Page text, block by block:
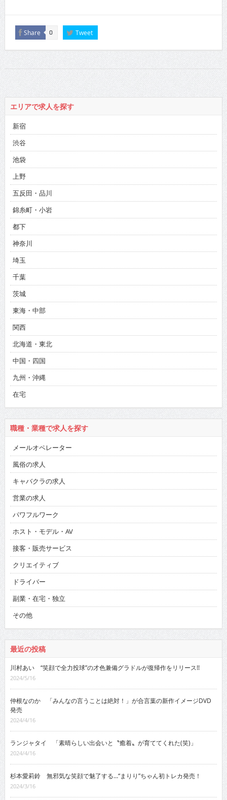
Share 0 Tweet
エリアで求人を探す
新宿
渋谷
池袋
上野
五反田・品川
錦糸町・小岩
都下
神奈川
埼玉
千葉
茨城
東海・中部
関西
北海道・東北
中国・四国
九州・沖縄
在宅
職種・業種で求人を探す
メールオペレーター
風俗の求人
キャバクラの求人
営業の求人
パワフルワーク
ホスト・モデル・AV
接客・販売サービス
クリエイティブ
ドライバー
副業・在宅・独立
その他
最近の投稿
川村あい “笑顔で全力投球”の才色兼備グラドルが復帰作をリリース!!
2024/5/16
仲根なのか 「みんなの言うことは絶対！」が合言葉の新作イメージDVD
発売
2024/4/16
ランジャタイ 「素晴らしい出会いと〝癒着〟が育ててくれた(笑)」
2024/4/16
杉本愛莉鈴 無邪気な笑顔で魅了する…“まりり”ちゃん初トレカ発売！
2024/3/16